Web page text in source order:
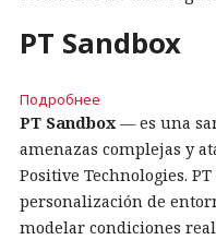
PT Sandbox
Подробнее
PT Sandbox — es una
amenazas complejas y
Positive Technologies.
personalización de
modelar condiciones